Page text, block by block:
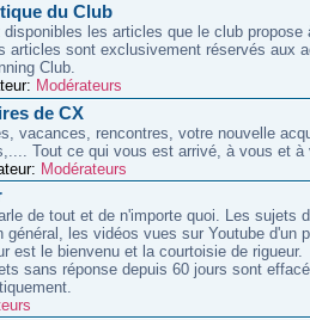
du Club
disponibles les articles que le club propose
articles sont exclusivement réservés aux
Club.
Modérateurs
de CX
vacances, rencontres, votre nouvelle
Tout ce qui vous est arrivé, à vous et à
Modérateurs
de tout et de n'importe quoi. Les sujets
général, les vidéos vues sur Youtube d'un
est le bienvenu et la courtoisie de rigueur.
sans réponse depuis 60 jours sont